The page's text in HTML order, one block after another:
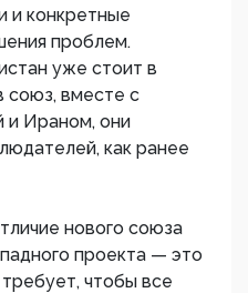
и конкретные
проблем.
уже стоит в
союз, вместе с
и Ираном, они
как ранее
нового союза
проекта — это
чтобы все